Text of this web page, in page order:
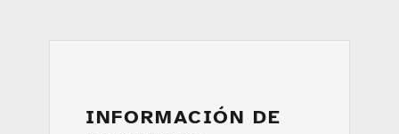
INFORMACIÓN DE